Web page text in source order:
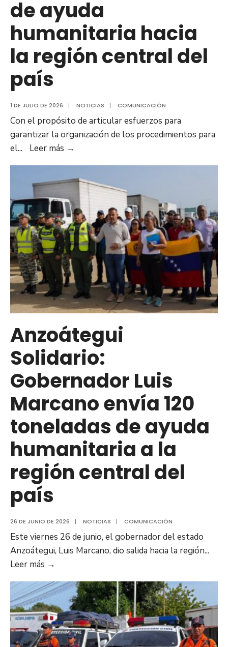
de ayuda
humanitaria hacia
la región central del
país
1 DE JULIO DE 2026 | NOTICIAS | COMUNICACIÓN
Con el propósito de articular esfuerzos para
garantizar la organización de los procedimientos para
el... Leer más →
sociedad
civil
de
Anzoátegui
afinan
estrategias
para
envío
marítimo
de
ayuda
humanitaria
hacia
la
región
central
país
Anzoátegui
Solidario:
Gobernador Luis
Marcano envía 120
toneladas de ayuda
humanitaria a la
región central del
país
26 DE JUNIO DE 2026 | NOTICIAS | COMUNICACIÓN
Este viernes 26 de junio, el gobernador del estado
Anzoátegui, Luis Marcano, dio salida hacia la región...
Leer más →
Gobernador
Luis
Marcano
envía